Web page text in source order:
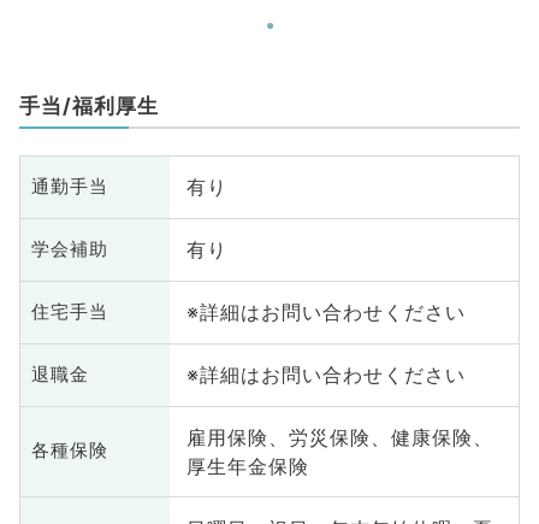
手当/福利厚生
通勤手当 有り
学会補助 有り
住宅手当 ※詳細はお問い合わせください
退職金 ※詳細はお問い合わせください
各種保険
雇用保険、労災保険、健康保険、
厚生年金保険